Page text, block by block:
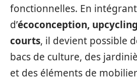
fonctionnelles. En
d’écoconception,
courts, il devient possible
bacs de culture, des
et des éléments de